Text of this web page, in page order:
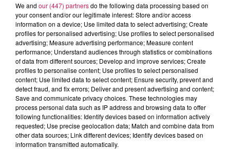
12h00 - 22h00
Les hits de Canal FM
21h32
21h32 21h29
21h29 21h25
21h25
We and our (447) partnersdo the following data processing based on
your consent and/or our legitimate interest: Store and/or access
information on a device; Use limited data to select advertising; Create
profiles for personalised advertising; Use profiles to select personalised
advertising; Measure advertising performance; Measure content
performance; Understand audiences through statistics or combinations
of data from different sources; Develop and improve services; Create
profiles to personalise content; Use profiles to select personalised
content; Use limited data to select content; Ensure security, prevent and
detect fraud, and fix errors; Deliver and present advertising and content;
Save and communicate privacy choices. These technologies may
process personal data such as IP address and browsing data to offer
following functionalities: Identify devices based on information actively
requested; Use precise geolocation data; Match and combine data from
other data sources; Link different devices; Identify devices based on
information transmitted automatically.